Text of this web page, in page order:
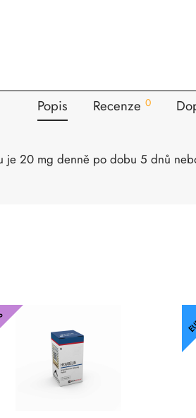
Popis Recenze 0
je 20 mg denně po dobu 5 dnů